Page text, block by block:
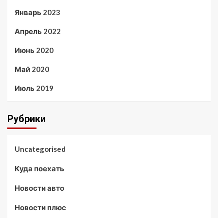
Январь 2023
Апрель 2022
Июнь 2020
Май 2020
Июль 2019
Рубрики
Uncategorised
Куда поехать
Новости авто
Новости плюс